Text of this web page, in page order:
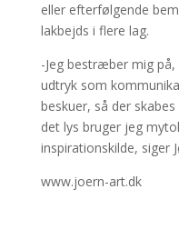
eller efterfølgende
lakbejds i flere lag.
-Jeg bestræber mig
udtryk som
beskuer, så der
det lys bruger jeg
inspirationskilde, siger
www.joern-art.dk